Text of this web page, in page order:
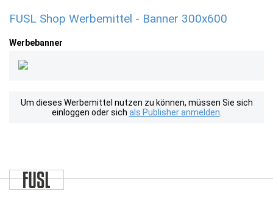
FUSL Shop Werbemittel - Banner 300x600
Werbebanner
Um dieses Werbemittel nutzen zu können, müssen Sie sich
einloggen oder sich als Publisher anmelden